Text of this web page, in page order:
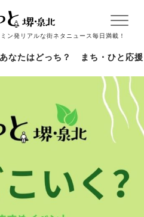
ン発リアルな街ネタニュース毎日満載！
あなたはどっち？ まち・ひと応援